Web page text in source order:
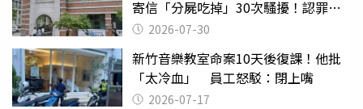
寄信「分屍吃掉」30次騷擾！認罪免
關 2026-07-30
新竹音樂教室命案10天後復課！他批
「太冷血」 員工怒駁：閉上嘴
2026-07-17